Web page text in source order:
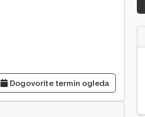
Dogovorite termin ogleda